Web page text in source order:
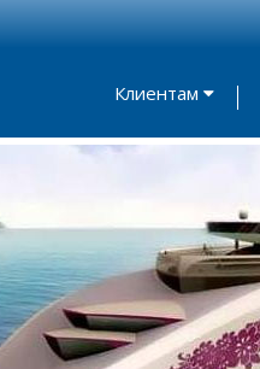
Клиентам